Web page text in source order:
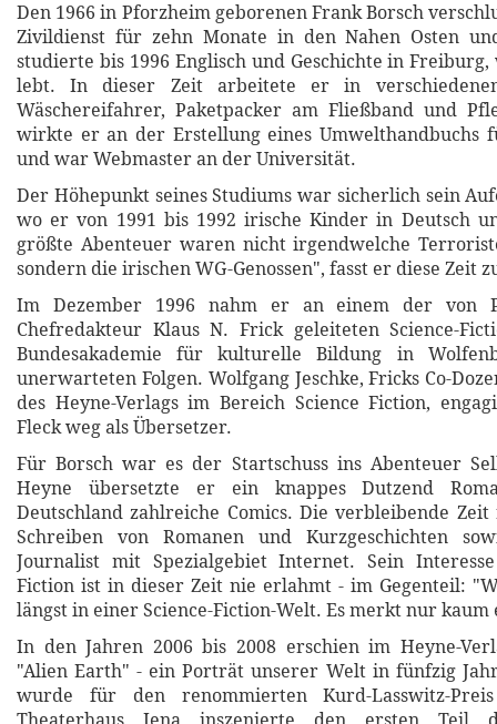
Den 1966 in Pforzheim geborenen Frank Borsch
Zivildienst für zehn Monate in den Nahen Osten
studierte bis 1996 Englisch und Geschichte in
lebt. In dieser Zeit arbeitete er in
Wäschereifahrer, Paketpacker am Fließband und
wirkte er an der Erstellung eines Umwelthandbuchs
und war Webmaster an der Universität.
Der Höhepunkt seines Studiums war sicherlich sein
wo er von 1991 bis 1992 irische Kinder in Deutsch
größte Abenteuer waren nicht irgendwelche
sondern die irischen WG-Genossen", fasst er diese Zeit
Im Dezember 1996 nahm er an einem der von
Chefredakteur Klaus N. Frick geleiteten Science-
Bundesakademie für kulturelle Bildung in
unerwarteten Folgen. Wolfgang Jeschke, Fricks Co-
des Heyne-Verlags im Bereich Science Fiction,
Fleck weg als Übersetzer.
Für Borsch war es der Startschuss ins Abenteuer
Heyne übersetzte er ein knappes Dutzend
Deutschland zahlreiche Comics. Die verbleibende
Schreiben von Romanen und Kurzgeschichten
Journalist mit Spezialgebiet Internet. Sein
Fiction ist in dieser Zeit nie erlahmt - im Gegenteil:
längst in einer Science-Fiction-Welt. Es merkt nur kaum
In den Jahren 2006 bis 2008 erschien im Heyne-
"Alien Earth" - ein Porträt unserer Welt in fünfzig
wurde für den renommierten Kurd-Lasswitz-